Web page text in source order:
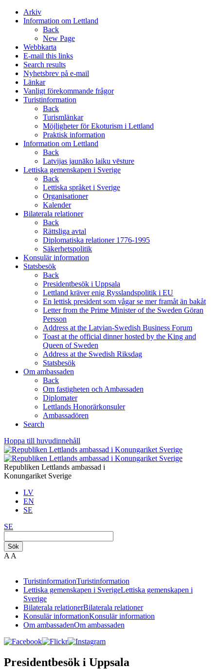
Arkiv
Information om Lettland
Back
New Page
Webbkarta
E-mail this links
Search results
Nyhetsbrev på e-mail
Länkar
Vanligt förekommande frågor
Turistinformation
Back
Turismlänkar
Möjligheter för Ekoturism i Lettland
Praktisk information
Information om Lettland
Back
Latvijas jaunāko laiku vēsture
Lettiska gemenskapen i Sverige
Back
Lettiska språket i Sverige
Organisationer
Kalender
Bilaterala relationer
Back
Rättsliga avtal
Diplomatiska relationer 1776-1995
Säkerhetspolitik
Konsulär information
Statsbesök
Back
Presidentbesök i Uppsala
Lettland kräver enig Rysslandspolitik i EU
En lettisk president som vågar se mer framåt än bakåt
Letter from the Prime Minister of the Sweden Göran
Persson
Address at the Latvian-Swedish Business Forum
Toast at the official dinner hosted by the King and
Queen of Sweden
Address at the Swedish Riksdag
Statsbesök
Om ambassaden
Back
Om fastigheten och Ambassaden
Diplomater
Lettlands Honorärkonsuler
Ambassadören
Search
Hoppa till huvudinnehåll
Republiken Lettlands ambassad i
Konungariket Sverige
LV
EN
SE
SE
Sök
A A
TuristinformationTuristinformation
Lettiska gemenskapen i SverigeLettiska gemenskapen i
Sverige
Bilaterala relationerBilaterala relationer
Konsulär informationKonsulär information
Om ambassadenOm ambassaden
Presidentbesök i Uppsala